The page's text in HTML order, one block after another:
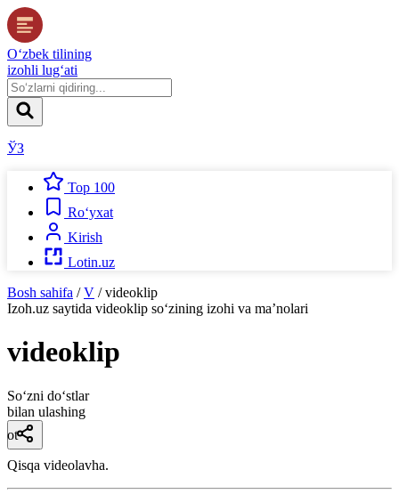
O‘zbek tilining
izohli lug‘ati
ЎЗ
Top 100
Ro‘yxat
Kirish
Lotin.uz
Bosh sahifa / V / videoklip
Izoh.uz saytida videoklip so‘zining izohi va ma’nolari
videoklip
So‘zni do‘stlar
bilan ulashing
ot
Qisqa videolavha.